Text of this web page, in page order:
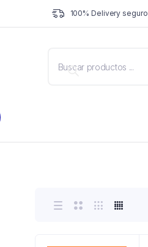
100% Delivery seguro